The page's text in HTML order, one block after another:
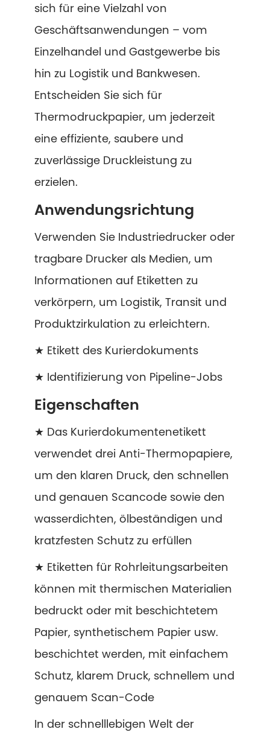
sich für eine Vielzahl von
Geschäftsanwendungen – vom
Einzelhandel und Gastgewerbe bis
hin zu Logistik und Bankwesen.
Entscheiden Sie sich für
Thermodruckpapier, um jederzeit
eine effiziente, saubere und
zuverlässige Druckleistung zu
erzielen.
Anwendungsrichtung
Verwenden Sie Industriedrucker oder
tragbare Drucker als Medien, um
Informationen auf Etiketten zu
verkörpern, um Logistik, Transit und
Produktzirkulation zu erleichtern.
★ Etikett des Kurierdokuments
★ Identifizierung von Pipeline-Jobs
Eigenschaften
★ Das Kurierdokumentenetikett
verwendet drei Anti-Thermopapiere,
um den klaren Druck, den schnellen
und genauen Scancode sowie den
wasserdichten, ölbeständigen und
kratzfesten Schutz zu erfüllen
★ Etiketten für Rohrleitungsarbeiten
können mit thermischen Materialien
bedruckt oder mit beschichtetem
Papier, synthetischem Papier usw.
beschichtet werden, mit einfachem
Schutz, klarem Druck, schnellem und
genauem Scan-Code
In der schnelllebigen Welt der